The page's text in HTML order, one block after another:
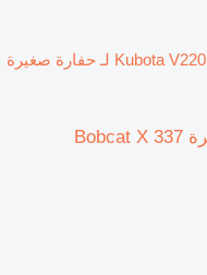
المحرك Kubota V2203 لـ حفارة صغيرة